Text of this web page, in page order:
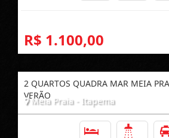
R$ 1.100,00
2 QUARTOS QUADRA MAR MEIA
VERÃO
Meia Praia - Itapema